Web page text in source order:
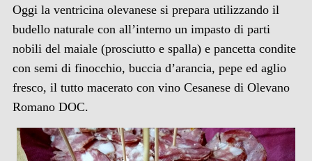
Oggi la ventricina olevanese si prepara utilizzando il
budello naturale con all’interno un impasto di parti
nobili del maiale (prosciutto e spalla) e pancetta condite
con semi di finocchio, buccia d’arancia, pepe ed aglio
fresco, il tutto macerato con vino Cesanese di Olevano
Romano DOC.